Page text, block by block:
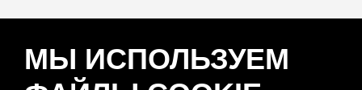
МЫ ИСПОЛЬЗУЕМ